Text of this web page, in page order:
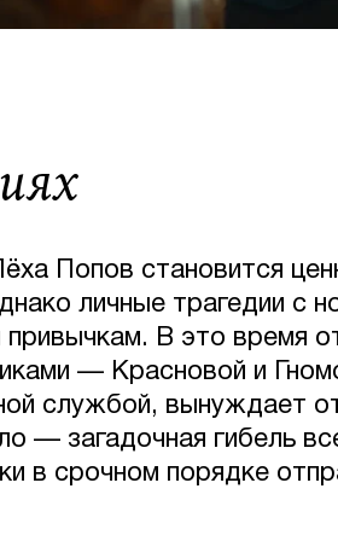
Попов становится
личные трагедии с
В это время
— Красновой и
службой, вынуждает
— загадочная гибель
в срочном порядке